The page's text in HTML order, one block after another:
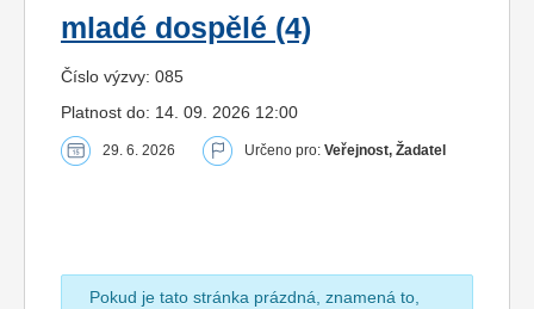
mladé dospělé (4)
Číslo výzvy: 085
Platnost do: 14. 09. 2026 12:00
29. 6. 2026 Určeno pro: Veřejnost, Žadatel
Pokud je tato stránka prázdná, znamená to,